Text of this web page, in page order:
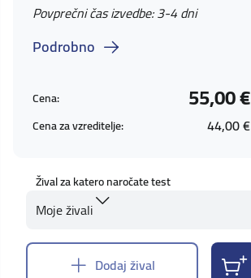
Povprečni čas izvedbe: 3-4 dni
Podrobno
Cena: 55,00 €
Cena za vzreditelje: 44,00 €
Žival za katero naročate test
Moje živali
Dodaj žival